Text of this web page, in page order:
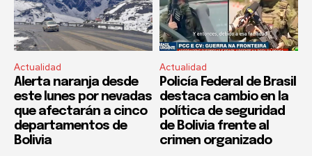
Actualidad
Alerta naranja desde
este lunes por nevadas
que afectarán a cinco
departamentos de
Bolivia
Actualidad
Policía Federal de Brasil
destaca cambio en la
política de seguridad
de Bolivia frente al
crimen organizado